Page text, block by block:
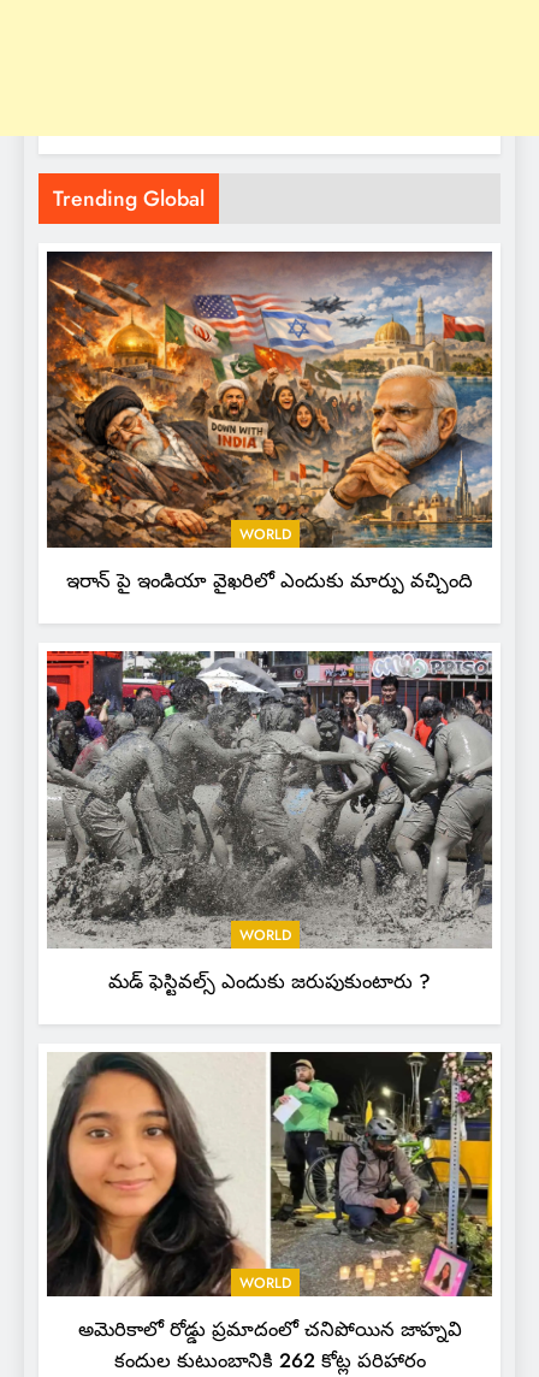
Trending Global
WORLD
ఇరాన్ పై ఇండియా వైఖరిలో ఎందుకు మార్పు వచ్చింది
WORLD
మడ్ ఫెస్టివల్స్ ఎందుకు జరుపుకుంటారు ?
WORLD
అమెరికాలో రోడ్డు ప్రమాదంలో చనిపోయిన జాహ్నవి
కందుల కుటుంబానికి 262 కోట్ల పరిహారం